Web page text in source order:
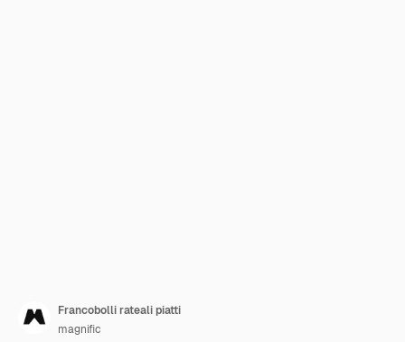
Francobolli rateali piatti
magnific